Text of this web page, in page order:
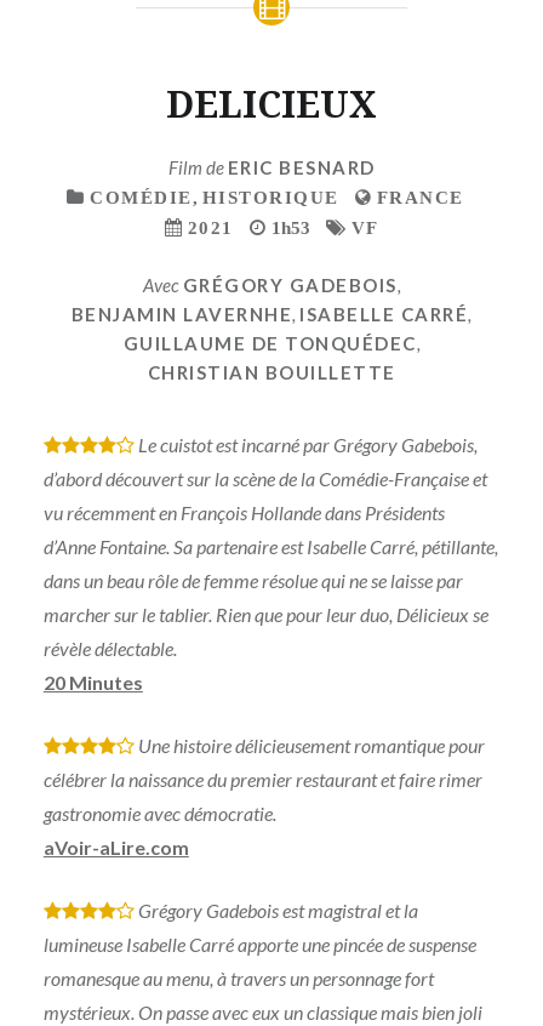
DELICIEUX
Film de ERIC BESNARD
COMÉDIE, HISTORIQUE
FRANCE
2021
1h53 VF
Avec GRÉGORY GADEBOIS,
BENJAMIN LAVERNHE, ISABELLE CARRÉ,
GUILLAUME DE TONQUÉDEC,
CHRISTIAN BOUILLETTE
* * * *
Le cuistot est incarné par Grégory Gabebois,
d’abord découvert sur la scène de la Comédie-Française et
vu récemment en François Hollande dans Présidents
d’Anne Fontaine. Sa partenaire est Isabelle Carré, pétillante,
dans un beau rôle de femme résolue qui ne se laisse par
marcher sur le tablier. Rien que pour leur duo, Délicieux se
révèle délectable.
20 Minutes
* * * *
Une histoire délicieusement romantique pour
célébrer la naissance du premier restaurant et faire rimer
gastronomie avec démocratie.
aVoir-aLire.com
* * * *
Grégory Gadebois est magistral et la
lumineuse Isabelle Carré apporte une pincée de suspense
romanesque au menu, à travers un personnage fort
mystérieux. On passe avec eux un classique mais bien joli